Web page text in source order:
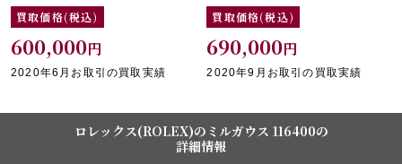
買取価格(税込)
600,000円
2020年6月お取引の買取実績
買取価格(税込)
690,000円
2020年9月お取引の買取実績
ロレックス(ROLEX)のミルガウス 116400の
詳細情報